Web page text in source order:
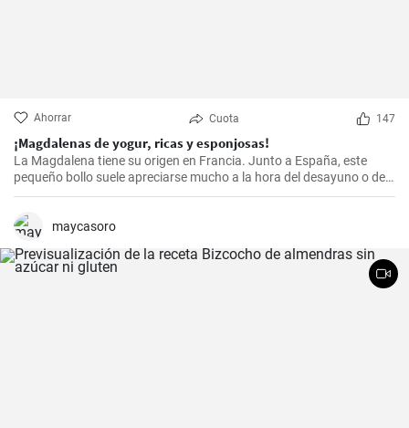
Ahorrar Cuota 147
¡Magdalenas de yogur, ricas y esponjosas!
La Magdalena tiene su origen en Francia. Junto a España, este
pequeño bollo suele apreciarse mucho a la hora del desayuno o de
la merienda. ¡Con la receta que os propongo hoy, vuestras
maycasoro